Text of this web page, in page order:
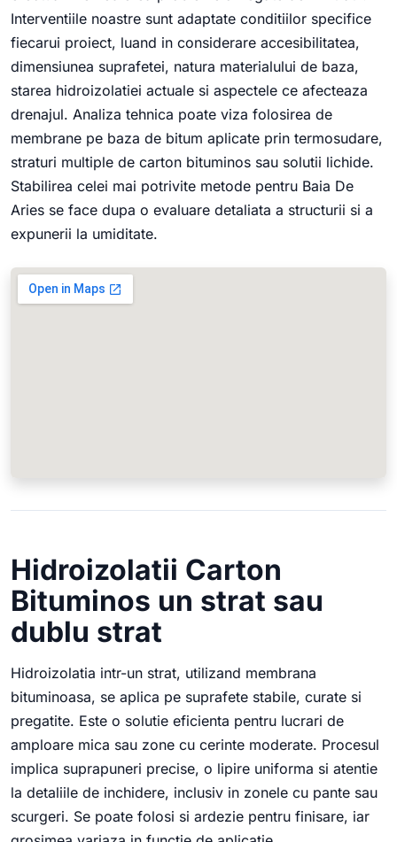
Interventiile noastre sunt adaptate conditiilor specifice
fiecarui proiect, luand in considerare accesibilitatea,
dimensiunea suprafetei, natura materialului de baza,
starea hidroizolatiei actuale si aspectele ce afecteaza
drenajul. Analiza tehnica poate viza folosirea de
membrane pe baza de bitum aplicate prin termosudare,
straturi multiple de carton bituminos sau solutii lichide.
Stabilirea celei mai potrivite metode pentru Baia De
Aries se face dupa o evaluare detaliata a structurii si a
expunerii la umiditate.
Hidroizolatii Carton
Bituminos un strat sau
dublu strat
Hidroizolatia intr-un strat, utilizand membrana
bituminoasa, se aplica pe suprafete stabile, curate si
pregatite. Este o solutie eficienta pentru lucrari de
amploare mica sau zone cu cerinte moderate. Procesul
implica suprapuneri precise, o lipire uniforma si atentie
la detaliile de inchidere, inclusiv in zonele cu pante sau
scurgeri. Se poate folosi si ardezie pentru finisare, iar